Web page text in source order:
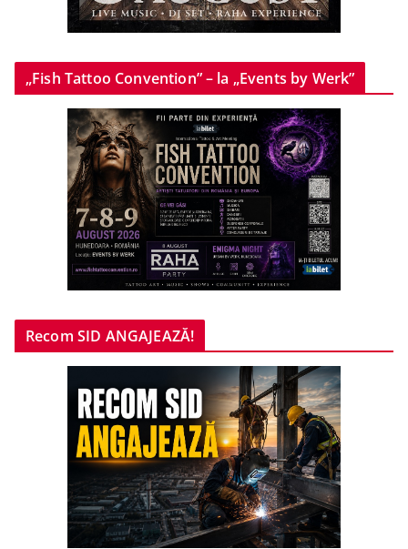
„Fish Tattoo Convention” – la „Events by Werk”
Recom SID ANGAJEAZĂ!